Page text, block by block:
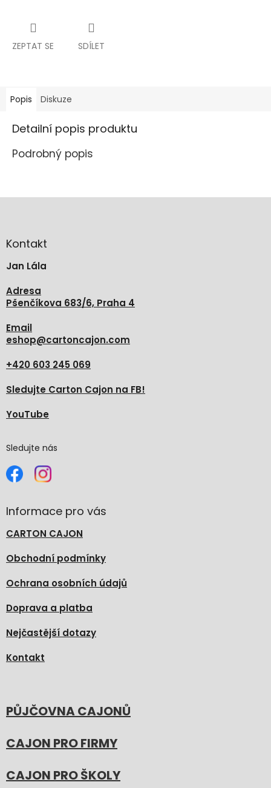
ZEPTAT SE SDÍLET
Popis Diskuze
Detailní popis produktu
Podrobný popis
aKontakt
Jan Lála
Adresa
Pšenčíkova 683/6, Praha 4
Email
eshop@cartoncajon.com
+420 603 245 069
Sledujte Carton Cajon na FB!
YouTube
Sledujte nás
Informace pro vás
CARTON CAJON
Obchodní podmínky
Ochrana osobních údajů
Doprava a platba
Nejčastější dotazy
Kontakt
PŮJČOVNA CAJONŮ
CAJON PRO FIRMY
CAJON PRO ŠKOLY